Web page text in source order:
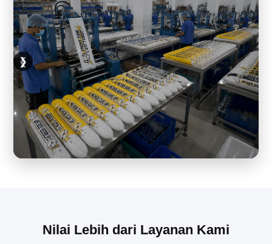
❮
❯
Nilai Lebih dari Layanan Kami